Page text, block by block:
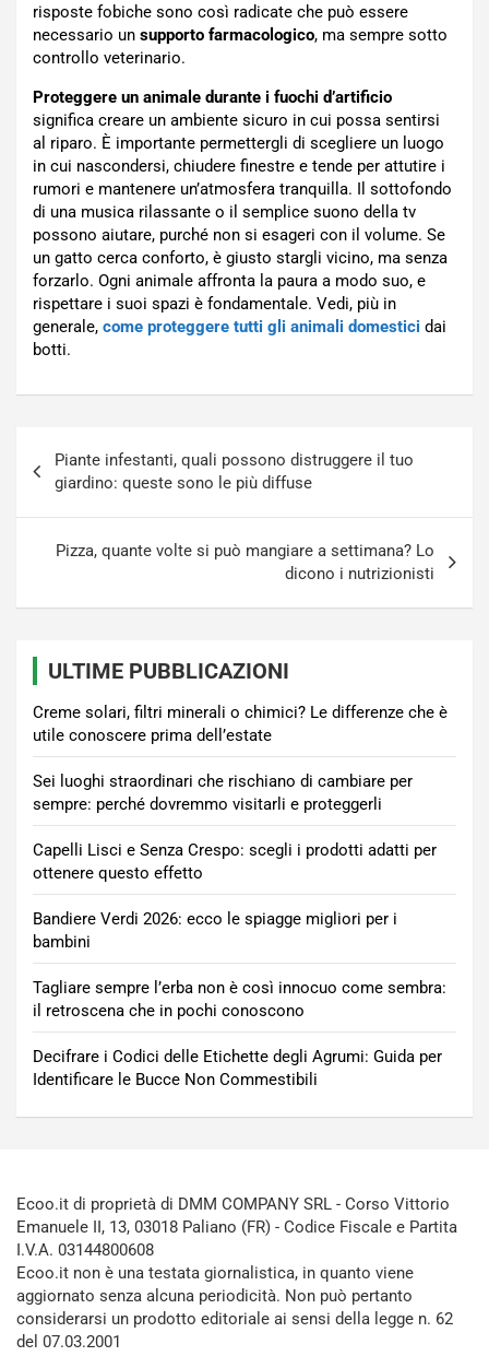
risposte fobiche sono così radicate che può essere
necessario un supporto farmacologico, ma sempre sotto
controllo veterinario.
Proteggere un animale durante i fuochi d’artificio
significa creare un ambiente sicuro in cui possa sentirsi
al riparo. È importante permettergli di scegliere un luogo
in cui nascondersi, chiudere finestre e tende per attutire i
rumori e mantenere un’atmosfera tranquilla. Il sottofondo
di una musica rilassante o il semplice suono della tv
possono aiutare, purché non si esageri con il volume. Se
un gatto cerca conforto, è giusto stargli vicino, ma senza
forzarlo. Ogni animale affronta la paura a modo suo, e
rispettare i suoi spazi è fondamentale. Vedi, più in
generale, come proteggere tutti gli animali domestici dai
botti.
articoli
Piante infestanti, quali possono distruggere il tuo
giardino: queste sono le più diffuse
Pizza, quante volte si può mangiare a settimana? Lo
dicono i nutrizionisti
ULTIME PUBBLICAZIONI
Creme solari, filtri minerali o chimici? Le differenze che è
utile conoscere prima dell’estate
Sei luoghi straordinari che rischiano di cambiare per
sempre: perché dovremmo visitarli e proteggerli
Capelli Lisci e Senza Crespo: scegli i prodotti adatti per
ottenere questo effetto
Bandiere Verdi 2026: ecco le spiagge migliori per i
bambini
Tagliare sempre l’erba non è così innocuo come sembra:
il retroscena che in pochi conoscono
Decifrare i Codici delle Etichette degli Agrumi: Guida per
Identificare le Bucce Non Commestibili
Ecoo.it di proprietà di DMM COMPANY SRL - Corso Vittorio
Emanuele II, 13, 03018 Paliano (FR) - Codice Fiscale e Partita
I.V.A. 03144800608
Ecoo.it non è una testata giornalistica, in quanto viene
aggiornato senza alcuna periodicità. Non può pertanto
considerarsi un prodotto editoriale ai sensi della legge n. 62
del 07.03.2001